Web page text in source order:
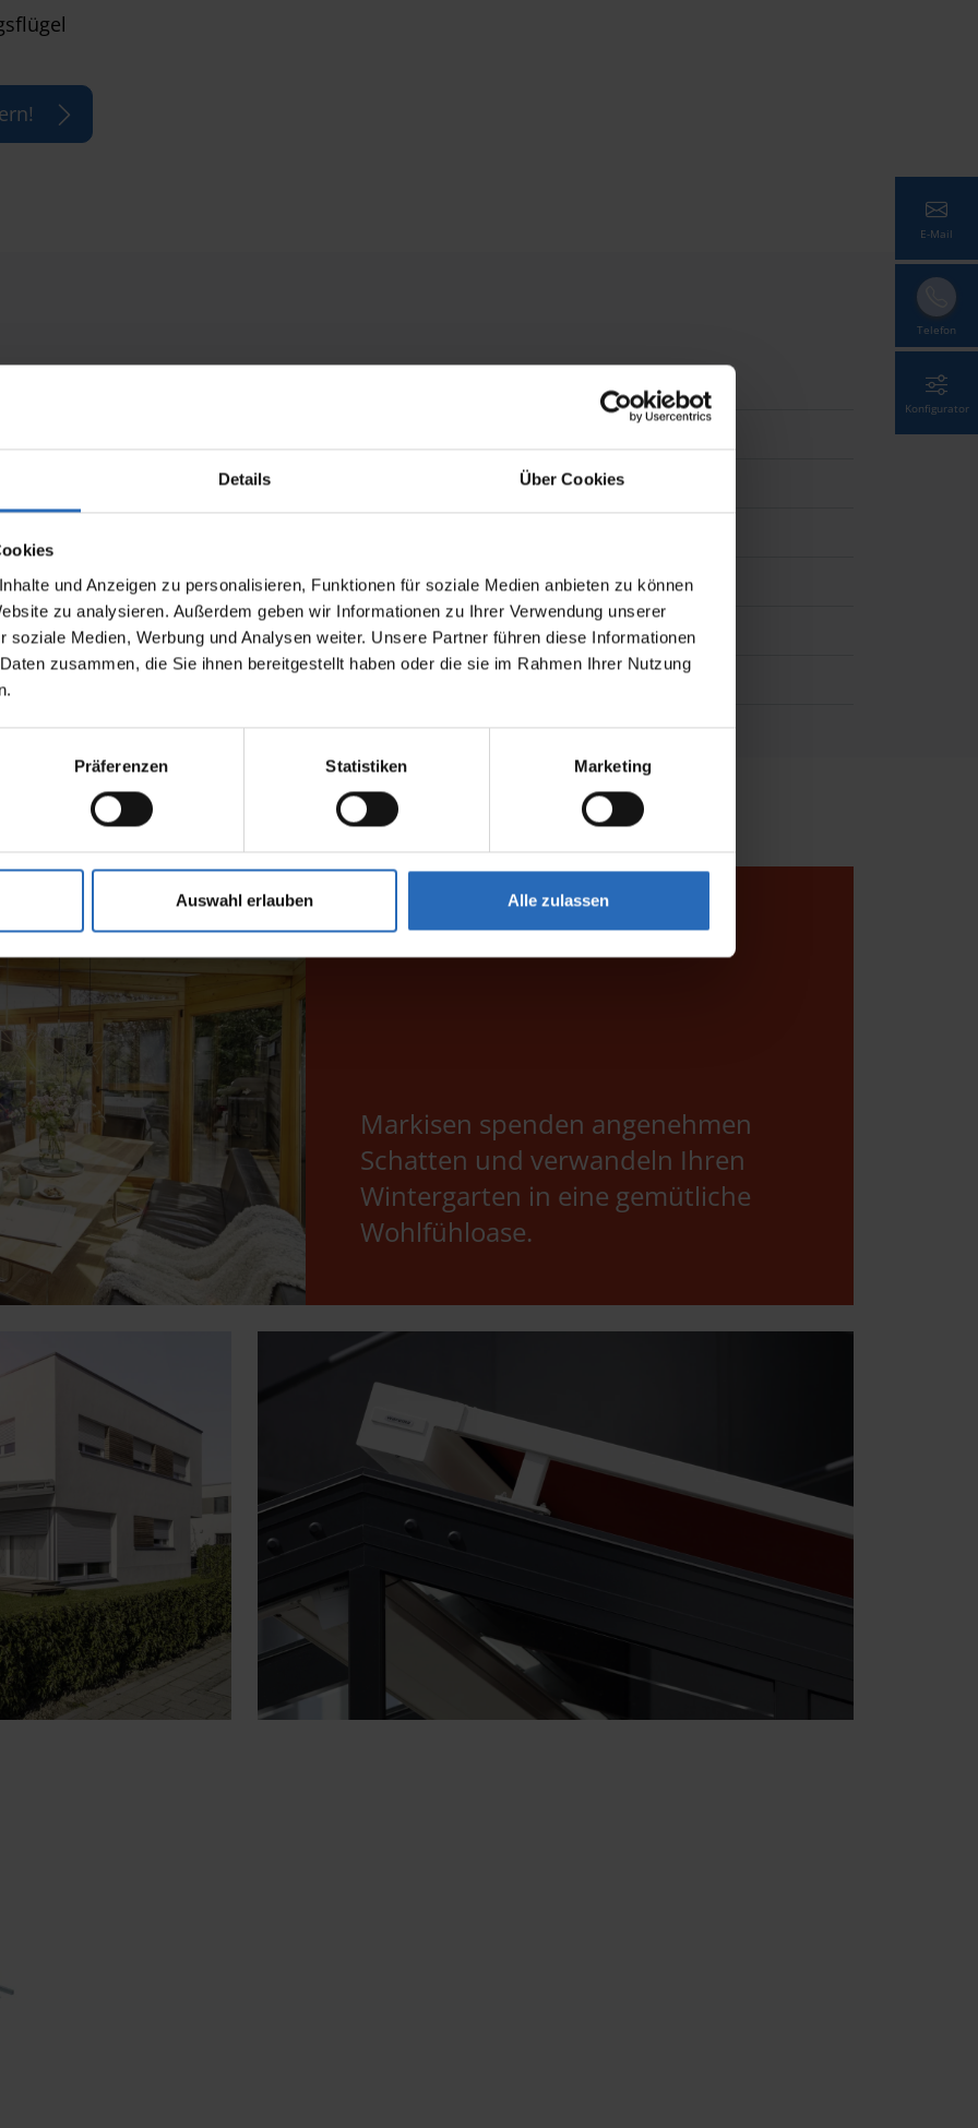
Details Über Cookies
und Anzeigen zu personalisieren, Funktionen für soziale Medien anbieten zu können
zu analysieren. Außerdem geben wir Informationen zu Ihrer Verwendung unserer
soziale Medien, Werbung und Analysen weiter. Unsere Partner führen diese Informationen
zusammen, die Sie ihnen bereitgestellt haben oder die sie im Rahmen Ihrer Nutzung
Präferenzen Statistiken Marketing
Auswahl erlauben Alle zulassen
gem. WAREMA Farbwelt, pulverbeschichtet
Weather, Acryl Standard, Screen, Soltis 92, Starlight Blue, Twilight Pearl
mit unterschiedlichen Abständen
Markisen spenden angenehmen
Schatten und verwandeln Ihren
Wintergarten in eine gemütliche
Wohlfühloase.
E-Mail
Telefon
Konfigurator